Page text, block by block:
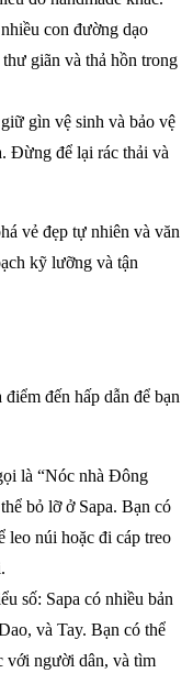
con đường dạo
giãn và thả hồn trong
gìn vệ sinh và bảo vệ
Đừng để lại rác thải và
vẻ đẹp tự nhiên và văn
kỹ lưỡng và tận
đến hấp dẫn để bạn
là “Nóc nhà Đông
bỏ lỡ ở Sapa. Bạn có
leo núi hoặc đi cáp treo
số: Sapa có nhiều bản
và Tay. Bạn có thể
với người dân, và tìm